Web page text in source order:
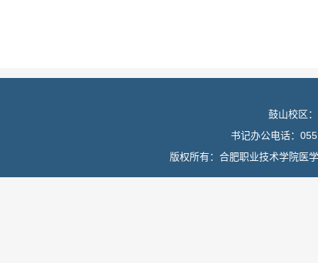
鼓山校区
书记办公电话：
版权所有：合肥职业技术学院